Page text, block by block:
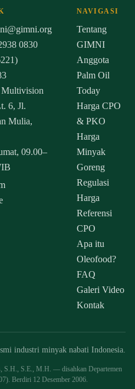
0830
Multivision
6, Jl.
Mulia,
09.00–
NAVIGASI
Tentang
GIMNI
Anggota
Palm Oil
Today
Harga CPO
& PKO
Harga
Minyak
Goreng
Regulasi
Harga
Referensi
CPO
Apa itu
Oleofood?
FAQ
Galeri Video
Kontak
industri minyak nabati Indonesia.
S.H., S.E., M.H. — disahkan Departemen
Berdiri 12 Desember 2006.